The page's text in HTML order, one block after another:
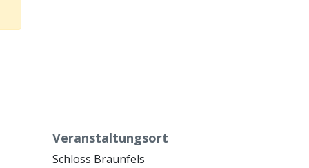
Veranstaltungsort
Schloss Braunfels